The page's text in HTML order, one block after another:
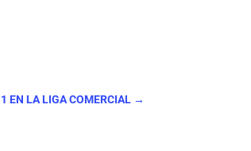
EN LA LIGA COMERCIAL →